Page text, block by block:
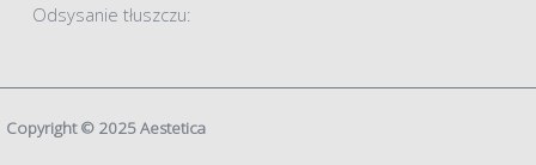
Odsysanie tłuszczu:
Copyright © 2025 Aestetica